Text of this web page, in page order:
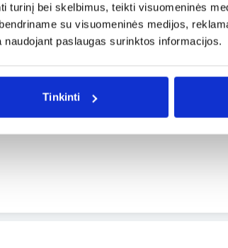
turinį bei skelbimus, teikti visuomeninės
su visuomeninės medijos,
paslaugas surinktos informacijos.
Tinkinti